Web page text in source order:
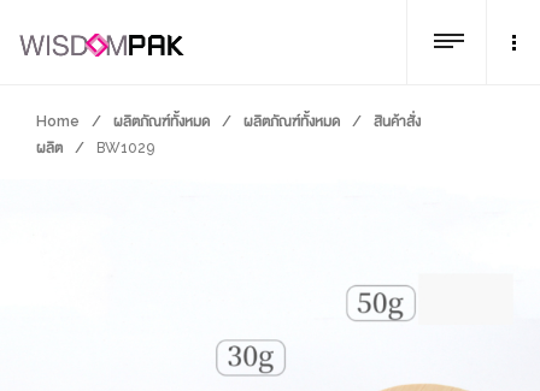
Home / ผลิตภัณฑ์ทั้งหมด / ผลิตภัณฑ์ทั้งหมด /
สินค้าสั่ง
ผลิต
/ BW1029